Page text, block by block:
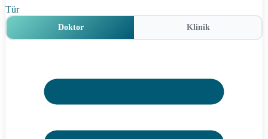
Tür
Doktor Klinik